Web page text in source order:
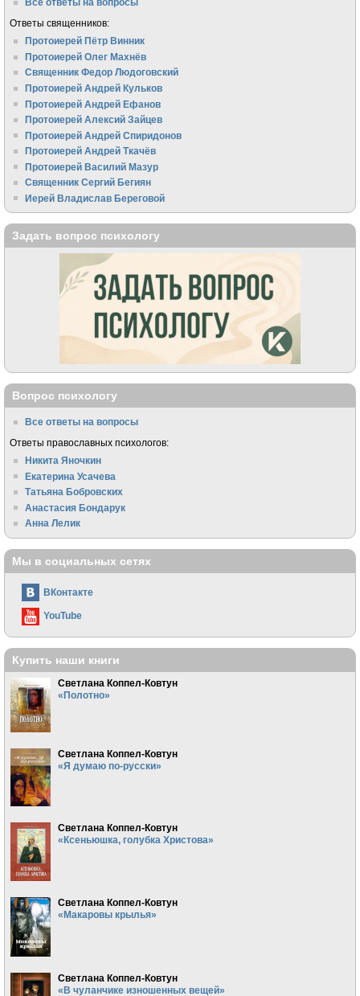
Все ответы на вопросы
Ответы священников:
Протоиерей Пётр Винник
Протоиерей Олег Махнёв
Священник Федор Людоговский
Протоиерей Андрей Кульков
Протоиерей Андрей Ефанов
Протоиерей Алексий Зайцев
Протоиерей Андрей Спиридонов
Протоиерей Андрей Ткачёв
Протоиерей Василий Мазур
Священник Сергий Бегиян
Иерей Владислав Береговой
Задать вопрос психологу
Вопрос психологу
Все ответы на вопросы
Ответы православных психологов:
Никита Яночкин
Екатерина Усачева
Татьяна Бобровских
Анастасия Бондарук
Анна Лелик
Мы в социальных сетях
ВКонтакте
YouTube
Купить наши книги
Светлана Коппел-Ковтун
«Полотно»
Светлана Коппел-Ковтун
«Я думаю по-русски»
Светлана Коппел-Ковтун
«Ксеньюшка, голубка Христова»
Светлана Коппел-Ковтун
«Макаровы крылья»
Светлана Коппел-Ковтун
«В чуланчике изношенных вещей»